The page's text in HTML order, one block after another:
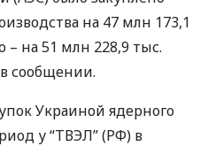
на 47 млн 173,1
– на 51 млн 228,9 тыс.
сообщении.
Украиной ядерного
у “ТВЭЛ” (РФ) в